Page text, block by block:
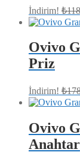
İndirim! ₺
Ovivo
Priz
İndirim! ₺
Ovivo
Anahtar